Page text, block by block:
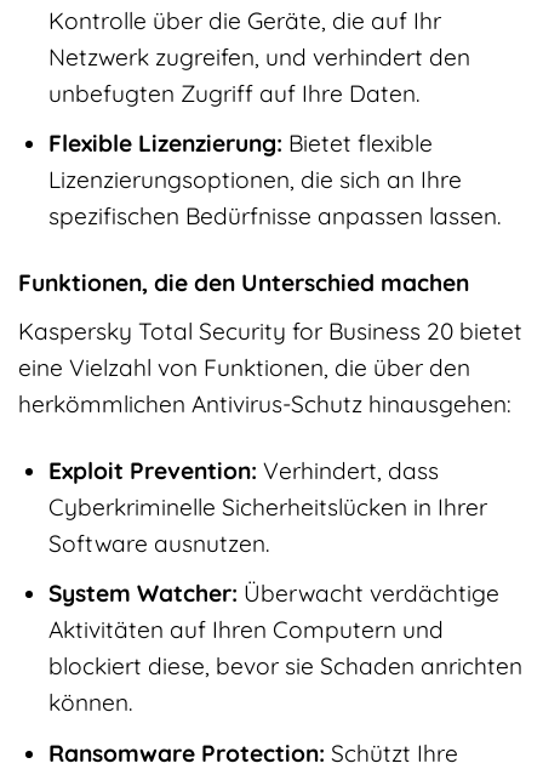
Kontrolle über die Geräte, die auf Ihr
Netzwerk zugreifen, und verhindert den
unbefugten Zugriff auf Ihre Daten.
Flexible Lizenzierung: Bietet flexible
Lizenzierungsoptionen, die sich an Ihre
spezifischen Bedürfnisse anpassen lassen.
Funktionen, die den Unterschied machen
Kaspersky Total Security for Business 20 bietet
eine Vielzahl von Funktionen, die über den
herkömmlichen Antivirus-Schutz hinausgehen:
Exploit Prevention: Verhindert, dass
Cyberkriminelle Sicherheitslücken in Ihrer
Software ausnutzen.
System Watcher: Überwacht verdächtige
Aktivitäten auf Ihren Computern und
blockiert diese, bevor sie Schaden anrichten
können.
Ransomware Protection: Schützt Ihre